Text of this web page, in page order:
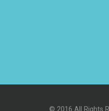
© 2016 All Rights